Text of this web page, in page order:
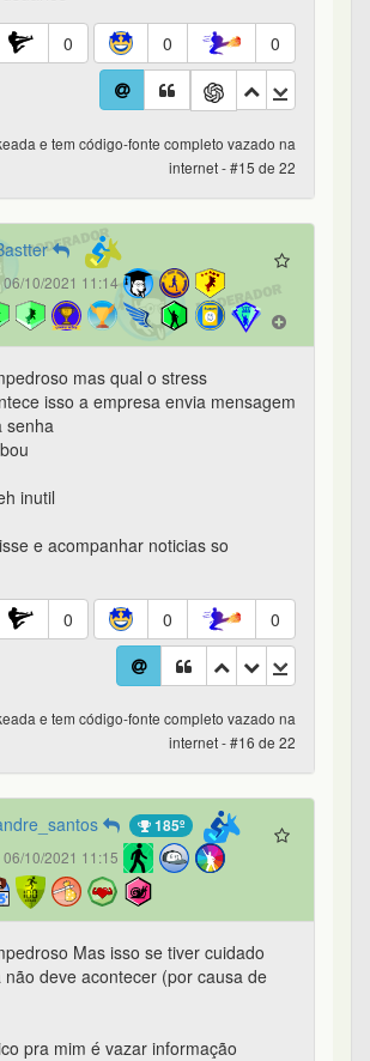
0 0 0
e tem código-fonte completo vazado na
internet - #15 de 22
06/10/2021 11:14
mas qual o stress
isso a empresa envia mensagem
senha
inutil
e acompanhar noticias so
0 0 0
e tem código-fonte completo vazado na
internet - #16 de 22
185º
06/10/2021 11:15
Mas isso se tiver cuidado
não deve acontecer (por causa de
pra mim é vazar informação